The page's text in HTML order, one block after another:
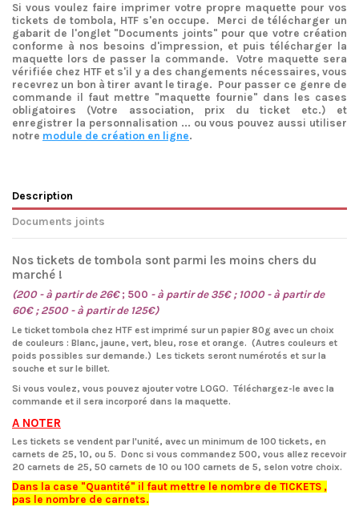
Si vous voulez faire imprimer votre propre maquette pour vos
tickets de tombola, HTF s'en occupe. Merci de télécharger un
gabarit de l'onglet "Documents joints" pour que votre création
conforme à nos besoins d'impression, et puis télécharger la
maquette lors de passer la commande. Votre maquette sera
vérifiée chez HTF et s'il y a des changements nécessaires, vous
recevrez un bon à tirer avant le tirage. Pour passer ce genre de
commande il faut mettre "maquette fournie" dans les cases
obligatoires (Votre association, prix du ticket etc.) et
enregistrer la personnalisation ... ou vous pouvez aussi utiliser
notre module de création en ligne.
Description
Documents joints
Nos tickets de tombola sont parmi les moins chers du
marché !
(200 - à partir de 26€; 500 - à partir de 35€ ; 1000 - à partir de
60€ ; 2500 - à partir de 125€)
Le ticket tombola chez HTF est imprimé sur un papier 80g avec un choix
de couleurs : Blanc, jaune, vert, bleu, rose et orange. (Autres couleurs et
poids possibles sur demande.) Les tickets seront numérotés et sur la
souche et sur le billet.
Si vous voulez, vous pouvez ajouter votre LOGO. Téléchargez-le avec la
commande et il sera incorporé dans la maquette.
A NOTER
Les tickets se vendent par l'unité, avec un minimum de 100 tickets, en
carnets de 25, 10, ou 5. Donc si vous commandez 500, vous allez recevoir
20 carnets de 25, 50 carnets de 10 ou 100 carnets de 5, selon votre choix.
Dans la case "Quantité" il faut mettre le nombre de TICKETS ,
pas le nombre de carnets.